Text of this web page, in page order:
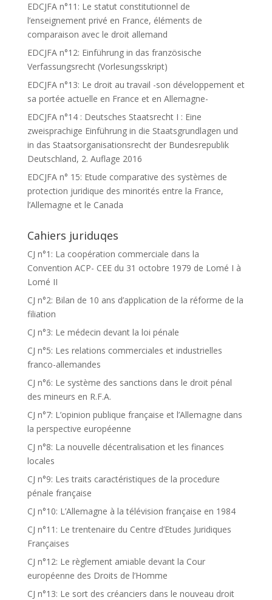
EDCJFA n°11: Le statut constitutionnel de
l’enseignement privé en France, éléments de
comparaison avec le droit allemand
EDCJFA n°12: Einführung in das französische
Verfassungsrecht (Vorlesungsskript)
EDCJFA n°13: Le droit au travail -son développement et
sa portée actuelle en France et en Allemagne-
EDCJFA n°14 : Deutsches Staatsrecht I : Eine
zweisprachige Einführung in die Staatsgrundlagen und
in das Staatsorganisationsrecht der Bundesrepublik
Deutschland, 2. Auflage 2016
EDCJFA n° 15: Etude comparative des systèmes de
protection juridique des minorités entre la France,
l’Allemagne et le Canada
Cahiers juriduqes
CJ n°1: La coopération commerciale dans la
Convention ACP- CEE du 31 octobre 1979 de Lomé I à
Lomé II
CJ n°2: Bilan de 10 ans d’application de la réforme de la
filiation
CJ n°3: Le médecin devant la loi pénale
CJ n°5: Les relations commerciales et industrielles
franco-allemandes
CJ n°6: Le système des sanctions dans le droit pénal
des mineurs en R.F.A.
CJ n°7: L’opinion publique française et l’Allemagne dans
la perspective européenne
CJ n°8: La nouvelle décentralisation et les finances
locales
CJ n°9: Les traits caractéristiques de la procedure
pénale française
CJ n°10: L’Allemagne à la télévision française en 1984
CJ n°11: Le trentenaire du Centre d’Etudes Juridiques
Françaises
CJ n°12: Le règlement amiable devant la Cour
européenne des Droits de l’Homme
CJ n°13: Le sort des créanciers dans le nouveau droit